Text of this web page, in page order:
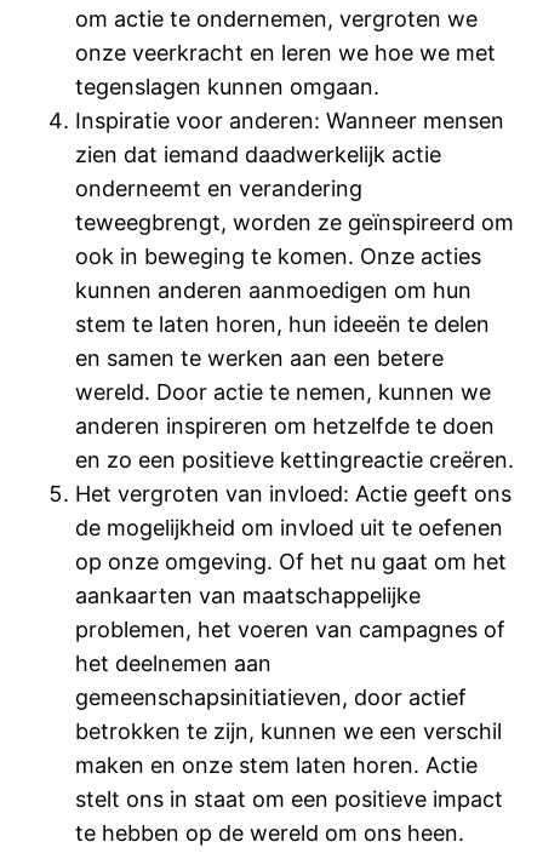
om actie te ondernemen, vergroten we
onze veerkracht en leren we hoe we met
tegenslagen kunnen omgaan.
Inspiratie voor anderen: Wanneer mensen
zien dat iemand daadwerkelijk actie
onderneemt en verandering
teweegbrengt, worden ze geïnspireerd om
ook in beweging te komen. Onze acties
kunnen anderen aanmoedigen om hun
stem te laten horen, hun ideeën te delen
en samen te werken aan een betere
wereld. Door actie te nemen, kunnen we
anderen inspireren om hetzelfde te doen
en zo een positieve kettingreactie creëren.
Het vergroten van invloed: Actie geeft ons
de mogelijkheid om invloed uit te oefenen
op onze omgeving. Of het nu gaat om het
aankaarten van maatschappelijke
problemen, het voeren van campagnes of
het deelnemen aan
gemeenschapsinitiatieven, door actief
betrokken te zijn, kunnen we een verschil
maken en onze stem laten horen. Actie
stelt ons in staat om een positieve impact
te hebben op de wereld om ons heen.